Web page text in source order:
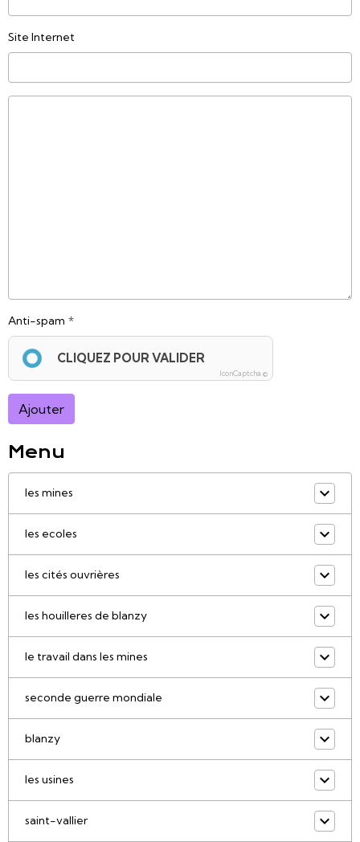
Site Internet
Anti-spam
CLIQUEZ POUR VALIDER
IconCaptcha ©
Ajouter
Menu
les mines
les ecoles
les cités ouvrières
les houilleres de blanzy
le travail dans les mines
seconde guerre mondiale
blanzy
les usines
saint-vallier